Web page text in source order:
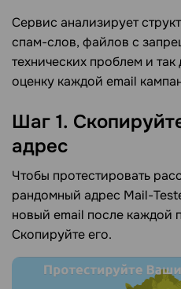
Сервис анализирует
спам-слов, файлов с
технических проблем и
оценку каждой email
Шаг 1.
адрес
Чтобы протестировать
рандомный адрес Mail-
новый email после каждой
Скопируйте его.